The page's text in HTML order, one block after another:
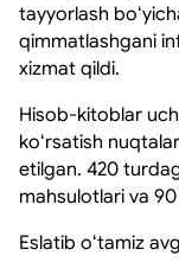
tayyorlash
qimmatlashgani
xizmat qildi.
Hisob-kitoblar
koʻrsatish
etilgan. 420
mahsulotlari va
Eslatib oʻtamiz